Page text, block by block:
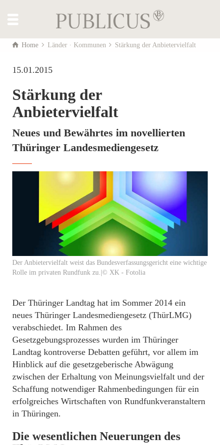
Home Länder · Kommunen Stärkung der Anbietervielfalt
15.01.2015
Stärkung der
Anbietervielfalt
Neues und Bewährtes im novellierten
Thüringer Landesmediengesetz
Der Anbietervielfalt weist das Bundesverfassungsgericht eine wichtige
Rolle im privaten Rundfunk zu.|© XK - Fotolia
Der Thüringer Landtag hat im Sommer 2014 ein
neues Thüringer Landesmediengesetz (ThürLMG)
verabschiedet. Im Rahmen des
Gesetzgebungsprozesses wurden im Thüringer
Landtag kontroverse Debatten geführt, vor allem im
Hinblick auf die gesetzgeberische Abwägung
zwischen der Erhaltung von Meinungsvielfalt und der
Schaffung notwendiger Rahmenbedingungen für ein
erfolgreiches Wirtschaften von Rundfunkveranstaltern
in Thüringen.
Die wesentlichen Neuerungen des